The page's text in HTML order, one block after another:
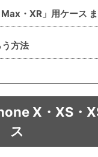
・XR」用ケース
方法
X・XS・
ス